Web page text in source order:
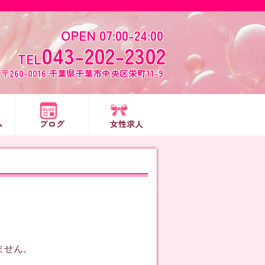
OPEN 07:00-24:00
TEL043-202-2302
〒260-0016 千葉県千葉市中央区栄町11-9
ブログ 女性求人
ん。